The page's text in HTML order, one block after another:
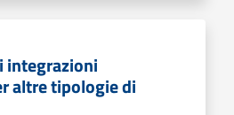
integrazioni
altre tipologie di